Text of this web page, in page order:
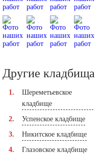
Другие кладбища
Шереметьевское
кладбище
Успенское кладбище
Никитское кладбище
Глазовское кладбище